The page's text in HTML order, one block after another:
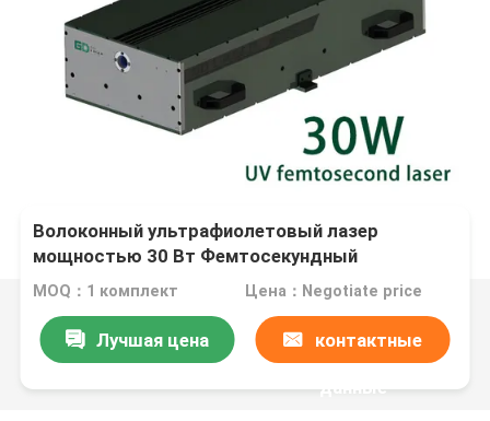
Волоконный ультрафиолетовый лазер
мощностью 30 Вт Фемтосекундный
импульсный лазер
MOQ：1 комплект Цена：Negotiate price
Лучшая цена контактные
данные